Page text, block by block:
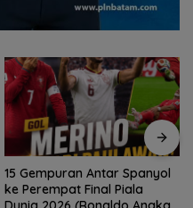
15 Gempuran Antar Spanyol
ke Perempat Final Piala